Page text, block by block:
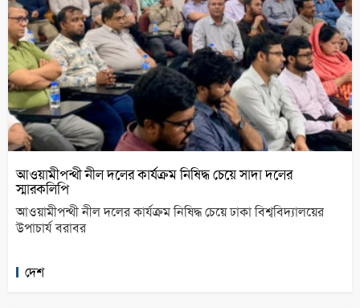
আওয়ামীপন্থী নীল দলের কার্যক্রম নিষিদ্ধ চেয়ে সাদা দলের
স্মারকলিপি
আওয়ামীপন্থী নীল দলের কার্যক্রম নিষিদ্ধ চেয়ে ঢাকা বিশ্ববিদ্যালয়ের
উপাচার্য বরাবর
দেশ